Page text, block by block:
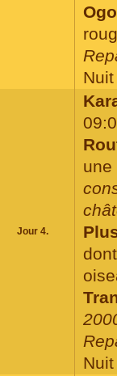
Jour 4.